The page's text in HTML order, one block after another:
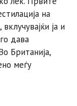
на
ја и
дава
Британија,
меѓу